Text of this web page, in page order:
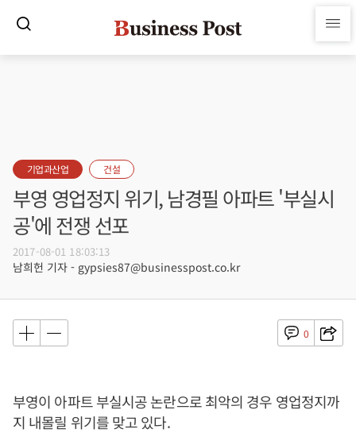
기업과산업 건설
부영 영업정지 위기, 남경필 아파트 '부실시
공'에 전쟁 선포
2017-08-01 18:03:13
남희헌 기자 - gypsies87@businesspost.co.kr
0
부영이 아파트 부실시공 논란으로 최악의 경우 영업정지까
지 내몰릴 위기를 맞고 있다.